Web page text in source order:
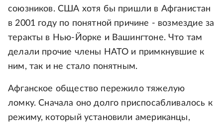
союзников. США хотя бы пришли в Афганистан
в 2001 году по понятной причине - возмездие за
теракты в Нью-Йорке и Вашингтоне. Что там
делали прочие члены НАТО и примкнувшие к
ним, так и не стало понятным.
Афганское общество пережило тяжелую
ломку. Сначала оно долго приспосабливалось к
режиму, который установили американцы,